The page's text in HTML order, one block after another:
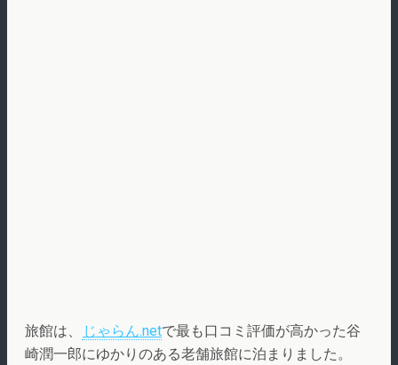
旅館は、 じゃらん.netで最も口コミ評価が高かった谷
崎潤一郎にゆかりのある老舗旅館に泊まりました。